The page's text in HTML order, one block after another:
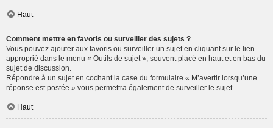
Haut
Comment mettre en favoris ou surveiller des sujets ?
Vous pouvez ajouter aux favoris ou surveiller un sujet en cliquant sur le lien
approprié dans le menu « Outils de sujet », souvent placé en haut et en bas du
sujet de discussion.
Répondre à un sujet en cochant la case du formulaire « M’avertir lorsqu’une
réponse est postée » vous permettra également de surveiller le sujet.
Haut